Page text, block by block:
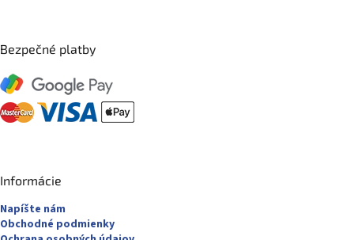
Bezpečné platby
Informácie
Napíšte nám
Obchodné podmienky